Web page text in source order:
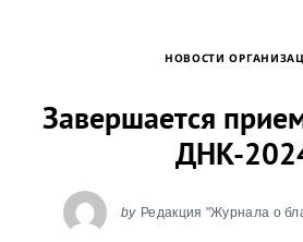
НОВОСТИ
Завершается
ДНК-
by Редакция "Журнала о